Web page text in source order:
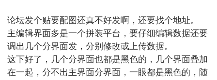
论坛发个贴要配图还真不好发啊，还要找个地址。
主编辑界面多是一个拼装平台，要仔细编辑数据还要
调出几个分界面发，分别修改或上传数据。
这下好了，几个分界面也都是黑色的，几个界面叠加
在一起，分不出主界面分界面，一眼都是黑色的，随